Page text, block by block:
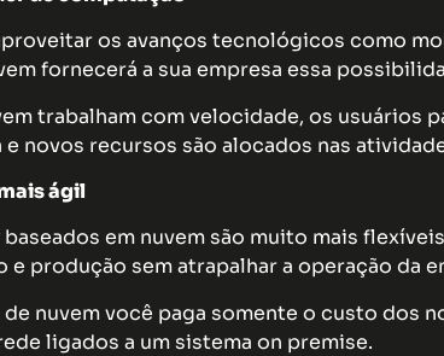
os avanços tecnológicos como
fornecerá a sua empresa essa
trabalham com velocidade, os usuários
novos recursos são alocados nas
ágil
baseados em nuvem são muito mais
e produção sem atrapalhar a operação da
de nuvem você paga somente o custo dos
ligados a um sistema on premise.